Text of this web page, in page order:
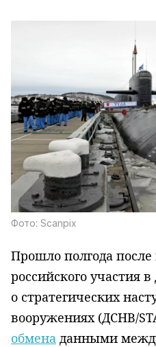
Фото: Scanpix
Прошло полгода
российского участия в
о стратегических
вооружениях (ДСНВ/
обмена данными